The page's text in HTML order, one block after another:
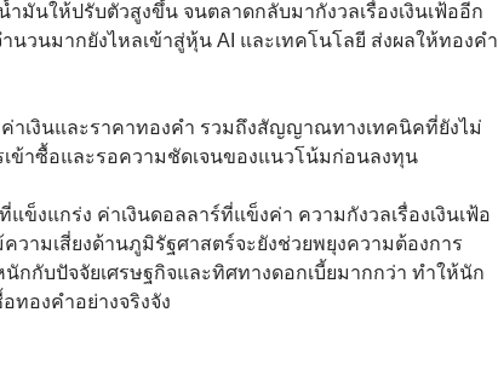
มันให้ปรับตัวสูงขึ้น จนตลาดกลับมากังวลเรื่องเงินเฟ้ออีก
นวนมากยังไหลเข้าสู่หุ้น AI และเทคโนโลยี ส่งผลให้ทองคำ
าเงินและราคาทองคำ รวมถึงสัญญาณทางเทคนิคที่ยังไม่
ข้าซื้อและรอความชัดเจนของแนวโน้มก่อนลงทุน
งแกร่ง ค่าเงินดอลลาร์ที่แข็งค่า ความกังวลเรื่องเงินเฟ้อ
ามเสี่ยงด้านภูมิรัฐศาสตร์จะยังช่วยพยุงความต้องการ
กับปัจจัยเศรษฐกิจและทิศทางดอกเบี้ยมากกว่า ทำให้นัก
องคำอย่างจริงจัง